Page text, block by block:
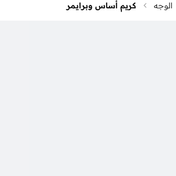
الوجه كريم أساس وبرايمر